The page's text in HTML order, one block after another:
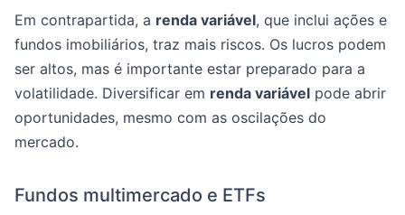
Em contrapartida, a renda variável, que inclui ações e
fundos imobiliários, traz mais riscos. Os lucros podem
ser altos, mas é importante estar preparado para a
volatilidade. Diversificar em renda variável pode abrir
oportunidades, mesmo com as oscilações do
mercado.
Fundos multimercado e ETFs